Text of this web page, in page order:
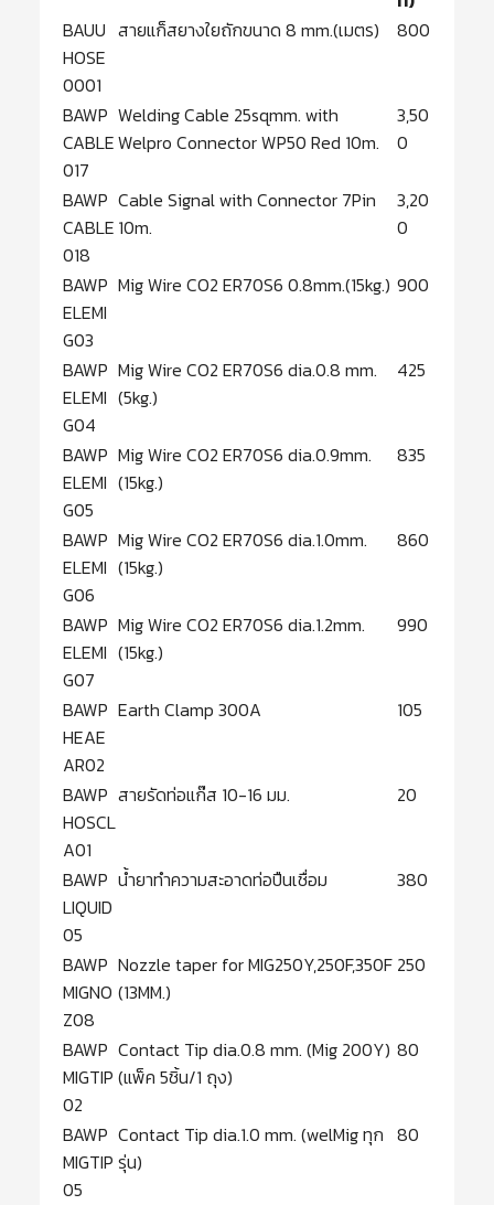
BAUU
HOSE
0001
สายแก็สยางใยถักขนาด 8 mm.(เมตร) 800
BAWP
CABLE
017
Welding Cable 25sqmm. with
Welpro Connector WP50 Red 10m.
3,50
0
BAWP
CABLE
018
Cable Signal with Connector 7Pin
10m.
3,20
0
BAWP
ELEMI
G03
Mig Wire CO2 ER70S6 0.8mm.(15kg.) 900
BAWP
ELEMI
G04
Mig Wire CO2 ER70S6 dia.0.8 mm.
(5kg.)
425
BAWP
ELEMI
G05
Mig Wire CO2 ER70S6 dia.0.9mm.
(15kg.)
835
BAWP
ELEMI
G06
Mig Wire CO2 ER70S6 dia.1.0mm.
(15kg.)
860
BAWP
ELEMI
G07
Mig Wire CO2 ER70S6 dia.1.2mm.
(15kg.)
990
BAWP
HEAE
AR02
Earth Clamp 300A 105
BAWP
HOSCL
A01
สายรัดท่อแก๊ส 10-16 มม. 20
BAWP
LIQUID
05
น้ำยาทำความสะอาดท่อปืนเชื่อม 380
BAWP
MIGNO
Z08
Nozzle taper for MIG250Y,250F,350F
(13MM.)
250
BAWP
MIGTIP
02
Contact Tip dia.0.8 mm. (Mig 200Y)
(แพ็ค 5ชิ้น/1 ถุง)
80
BAWP
MIGTIP
05
Contact Tip dia.1.0 mm. (welMig ทุก
รุ่น)
80